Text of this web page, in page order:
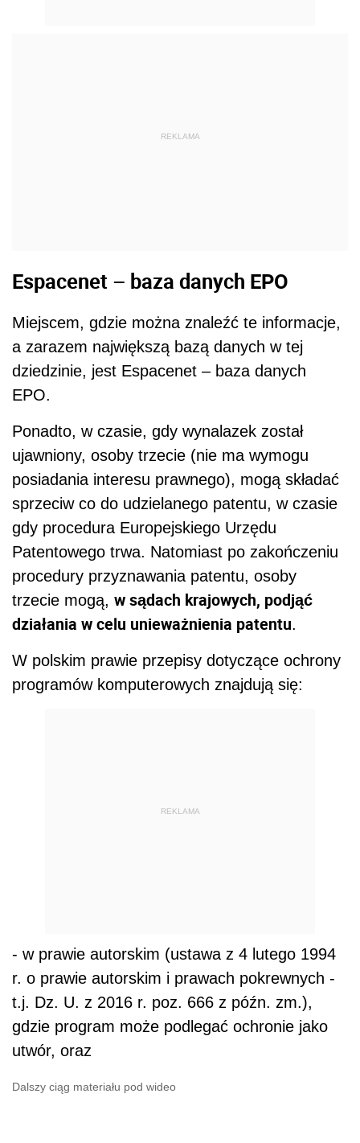
REKLAMA
Espacenet – baza danych EPO
Miejscem, gdzie można znaleźć te informacje,
a zarazem największą bazą danych w tej
dziedzinie, jest Espacenet – baza danych
EPO.
Ponadto, w czasie, gdy wynalazek został
ujawniony, osoby trzecie (nie ma wymogu
posiadania interesu prawnego), mogą składać
sprzeciw co do udzielanego patentu, w czasie
gdy procedura Europejskiego Urzędu
Patentowego trwa. Natomiast po zakończeniu
procedury przyznawania patentu, osoby
trzecie mogą, w sądach krajowych, podjąć
działania w celu unieważnienia patentu.
W polskim prawie przepisy dotyczące ochrony
programów komputerowych znajdują się:
REKLAMA
- w prawie autorskim (ustawa z 4 lutego 1994
r. o prawie autorskim i prawach pokrewnych -
t.j. Dz. U. z 2016 r. poz. 666 z późn. zm.),
gdzie program może podlegać ochronie jako
utwór, oraz
Dalszy ciąg materiału pod wideo